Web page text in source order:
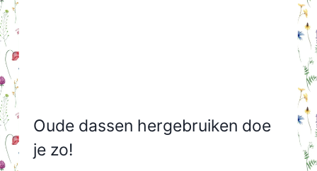
Oude dassen hergebruiken doe
je zo!